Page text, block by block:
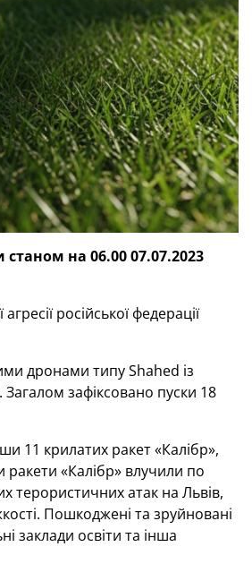
на 06.00 07.07.2023
російської федерації
дронами типу Shahed із
зафіксовано пуски 18
11 крилатих ракет «Калібр»,
ракети «Калібр» влучили по
терористичних атак на Львів,
Пошкоджені та зруйновані
заклади освіти та інша